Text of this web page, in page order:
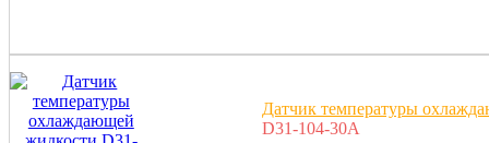
Датчик температуры
D31-104-30A